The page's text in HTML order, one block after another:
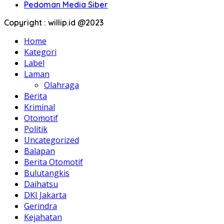
Pedoman Media Siber
Copyright : willip.id @2023
Home
Kategori
Label
Laman
Olahraga
Berita
Kriminal
Otomotif
Politik
Uncategorized
Balapan
Berita Otomotif
Bulutangkis
Daihatsu
DKI Jakarta
Gerindra
Kejahatan